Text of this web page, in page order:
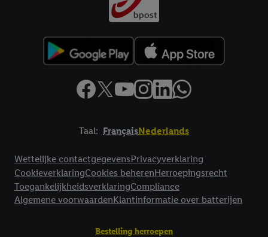
Taal: FrançaisNederlands
Wettelijke contactgegevensPrivacyverklaring
CookieverklaringCookies beherenHerroepingsrecht
ToegankelijkheidsverklaringCompliance
Algemene voorwaardenKlantinformatie over batterijen
Bestelling herroepen